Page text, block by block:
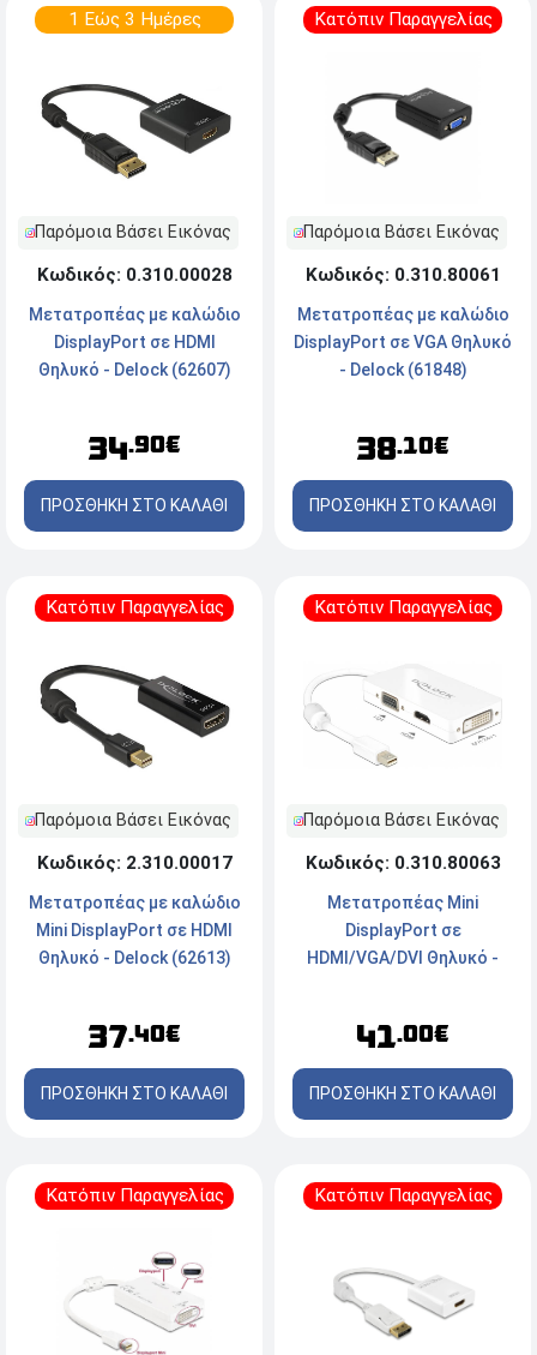
1 Εώς 3 Ημέρες
Παρόμοια Βάσει Εικόνας
Κωδικός: 0.310.00028
Μετατροπέας με καλώδιο
DisplayPort σε HDMI
Θηλυκό - Delock (62607)
34.90€
ΠΡΟΣΘΗΚΗ ΣΤΟ ΚΑΛΑΘΙ
Κατόπιν Παραγγελίας
Παρόμοια Βάσει Εικόνας
Κωδικός: 0.310.80061
Μετατροπέας με καλώδιο
DisplayPort σε VGA Θηλυκό
- Delock (61848)
38.10€
ΠΡΟΣΘΗΚΗ ΣΤΟ ΚΑΛΑΘΙ
Κατόπιν Παραγγελίας
Παρόμοια Βάσει Εικόνας
Κωδικός: 2.310.00017
Μετατροπέας με καλώδιο
Mini DisplayPort σε HDMI
Θηλυκό - Delock (62613)
37.40€
ΠΡΟΣΘΗΚΗ ΣΤΟ ΚΑΛΑΘΙ
Κατόπιν Παραγγελίας
Παρόμοια Βάσει Εικόνας
Κωδικός: 0.310.80063
Μετατροπέας Mini
DisplayPort σε
HDMI/VGA/DVI Θηλυκό -
41.00€
ΠΡΟΣΘΗΚΗ ΣΤΟ ΚΑΛΑΘΙ
Κατόπιν Παραγγελίας Κατόπιν Παραγγελίας